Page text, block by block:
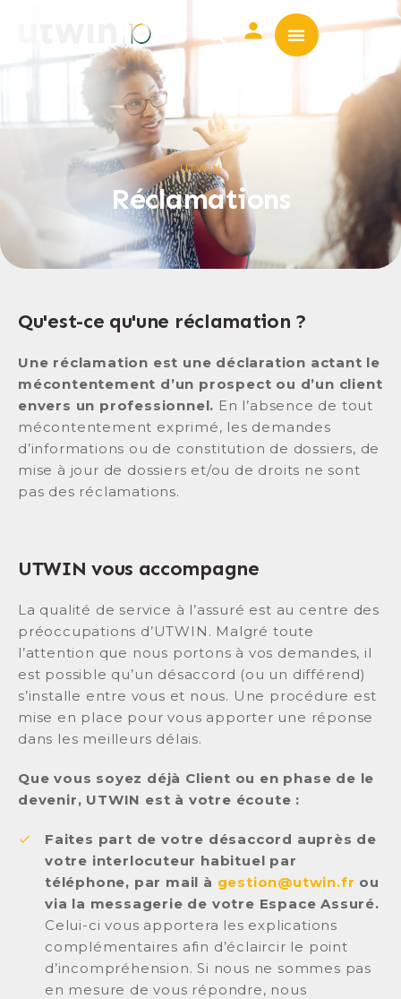
UTWIN
Réclamations
Qu'est-ce qu'une réclamation ?
Une réclamation est une déclaration actant le
mécontentement d’un prospect ou d’un client
envers un professionnel. En l’absence de tout
mécontentement exprimé, les demandes
d’informations ou de constitution de dossiers, de
mise à jour de dossiers et/ou de droits ne sont
pas des réclamations.
UTWIN vous accompagne
La qualité de service à l’assuré est au centre des
préoccupations d’UTWIN. Malgré toute
l’attention que nous portons à vos demandes, il
est possible qu’un désaccord (ou un différend)
s’installe entre vous et nous. Une procédure est
mise en place pour vous apporter une réponse
dans les meilleurs délais.
Que vous soyez déjà Client ou en phase de le
devenir, UTWIN est à votre écoute :
Faites part de votre désaccord auprès de
votre interlocuteur habituel par
téléphone, par mail à gestion@utwin.fr ou
via la messagerie de votre Espace Assuré.
Celui-ci vous apportera les explications
complémentaires afin d’éclaircir le point
d’incompréhension. Si nous ne sommes pas
en mesure de vous répondre, nous